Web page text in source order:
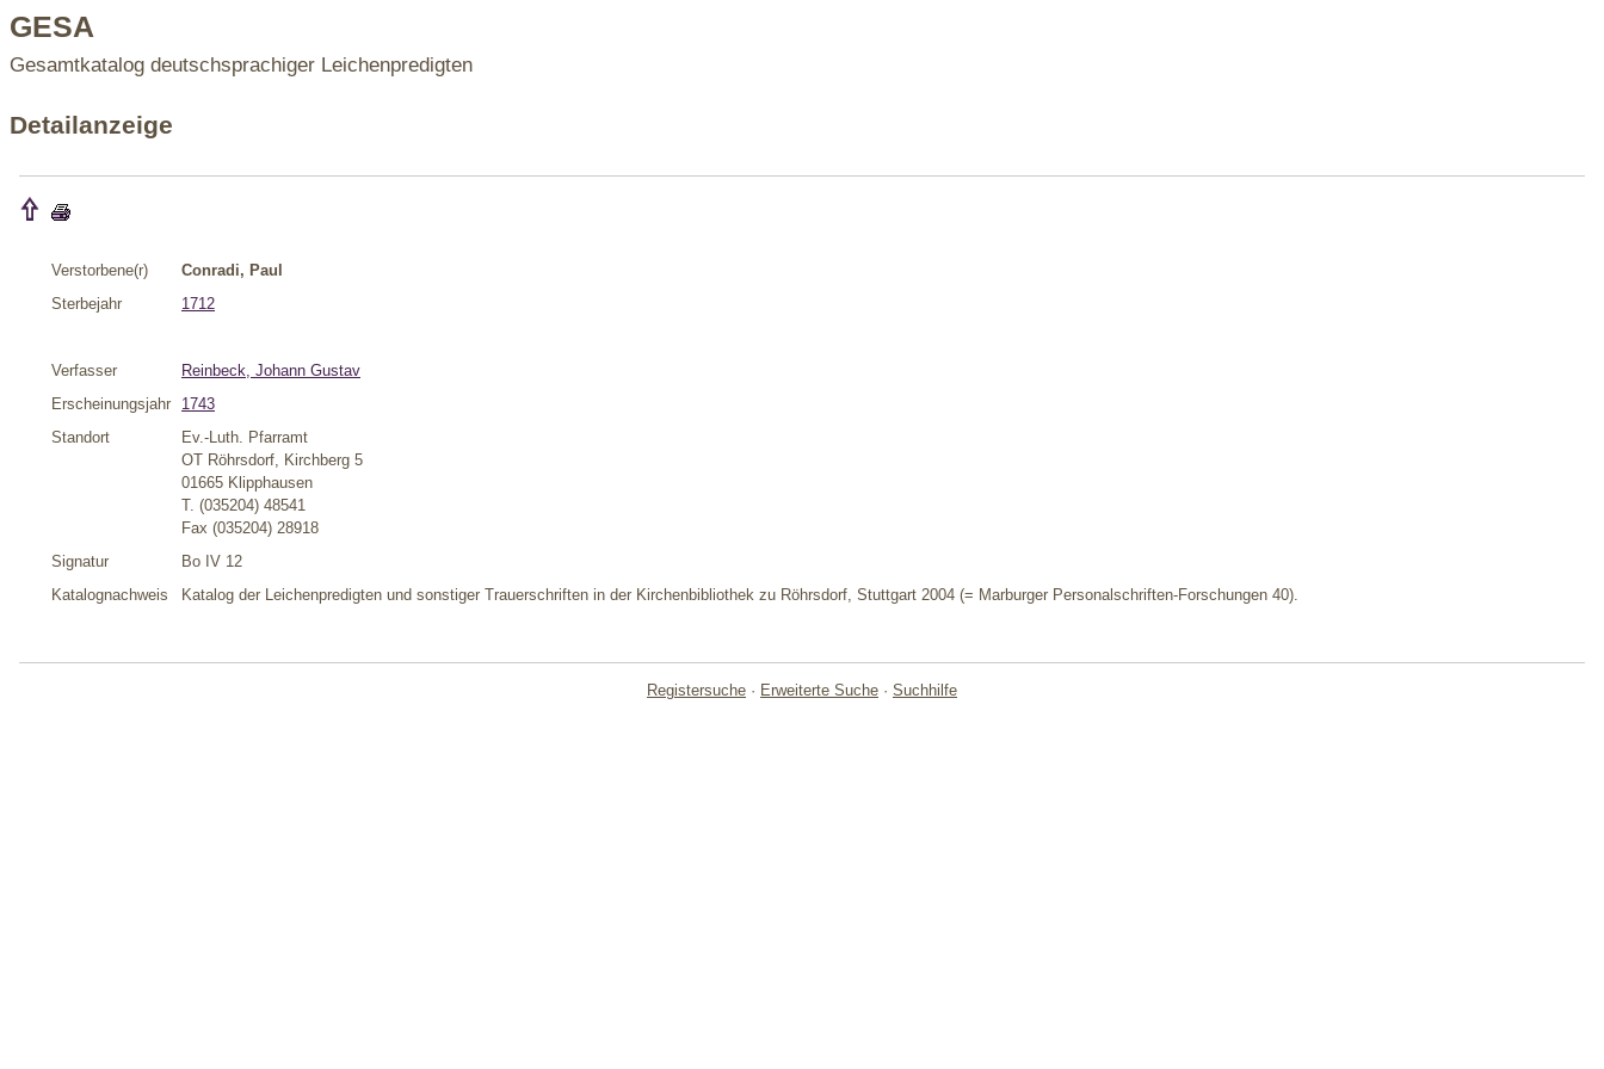
GESA
Gesamtkatalog deutschsprachiger Leichenpredigten
Detailanzeige
Verstorbene(r)
Conradi, Paul
Sterbejahr
1712
Verfasser
Reinbeck, Johann Gustav
Erscheinungsjahr
1743
Standort
Ev.-Luth. Pfarramt
OT Röhrsdorf, Kirchberg 5
01665 Klipphausen
T. (035204) 48541
Fax (035204) 28918
Signatur
Bo IV 12
Katalognachweis
Katalog der Leichenpredigten und sonstiger Trauerschriften in der Kirchenbibliothek zu Röhrsdorf, Stuttgart 2004 (= Marburger Personalschriften-Forschungen 40).
Registersuche · Erweiterte Suche · Suchhilfe